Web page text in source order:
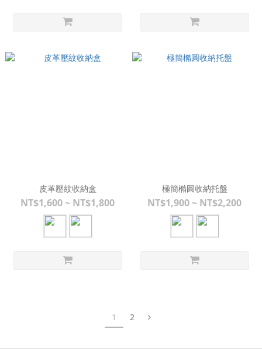
皮革壓紋收納盒
NT$1,600 ~ NT$1,800
極簡橢圓收納托盤
NT$1,900 ~ NT$2,200
1 2